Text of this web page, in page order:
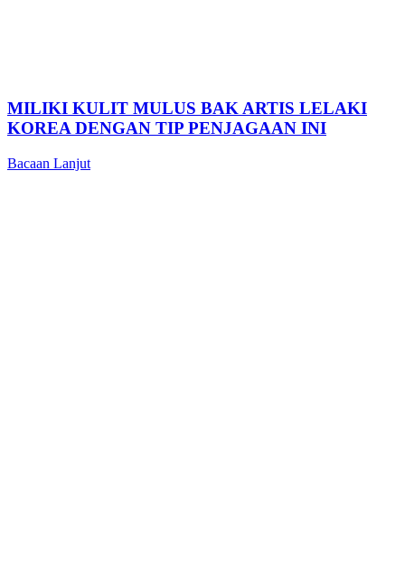
MILIKI KULIT MULUS BAK ARTIS LELAKI
KOREA DENGAN TIP PENJAGAAN INI
Bacaan Lanjut